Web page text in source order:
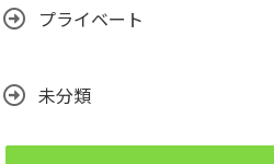
プライベート
未分類